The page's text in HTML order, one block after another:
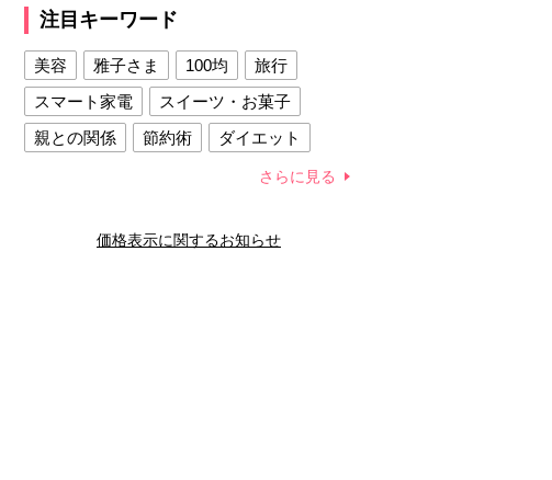
注目キーワード
美容 雅子さま 100均
旅行
スマート家電
スイーツ・お菓子
親との関係
節約術
ダイエット
夫との関係
新津春子 どか食い
さらに見る
価格表示に関するお知らせ